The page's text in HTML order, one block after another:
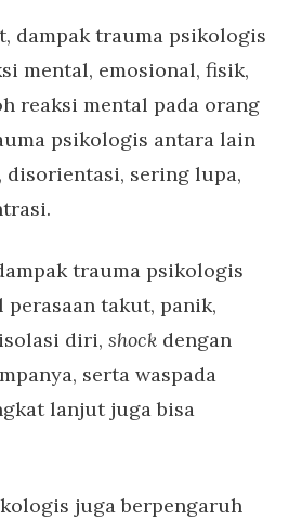
dampak trauma psikologis
mental, emosional, fisik,
reaksi mental pada orang
psikologis antara lain
disorientasi, sering lupa,
trauma psikologis
takut, panik,
diri, shock dengan
serta waspada
lanjut juga bisa
juga berpengaruh